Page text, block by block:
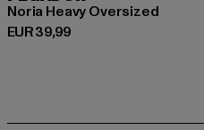
Noria Heavy Oversized
EUR 39,99
Derzeitiger Preis: EUR 39,99